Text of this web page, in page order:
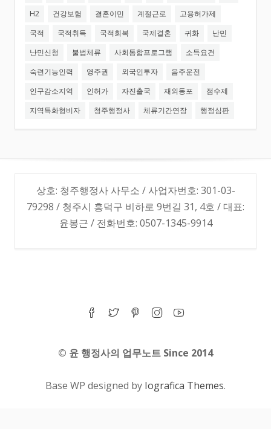
H2
건강보험 결혼이민 계절근로
고용허가제
국적
국적취득 국적회복 국제결혼 귀화
난민
난민신청
불법체류 사회통합프로그램
소득요건
숙련기능인력
영주권 외국인투자
음주운전
인구감소지역
인허가 자진출국 재외동포
점수제
지역특화형비자
청주행정사 체류기간연장 행정심판
상호: 청주행정사 사무소 / 사업자번호: 301-03-
79298 / 청주시 흥덕구 비하로 9번길 31, 4호 / 대표:
윤봉근 / 전화번호: 0507-1345-9914
© 윤 행정사의 업무노트 Since 2014
Base WP designed by Iografica Themes.